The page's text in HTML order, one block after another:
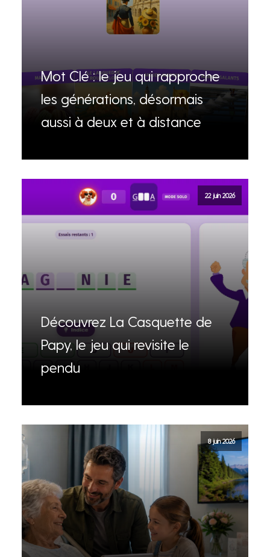
Mot Clé : le jeu qui rapproche
les générations, désormais
aussi à deux et à distance
22 juin 2026
Découvrez La Casquette de
Papy, le jeu qui revisite le
pendu
8 juin 2026